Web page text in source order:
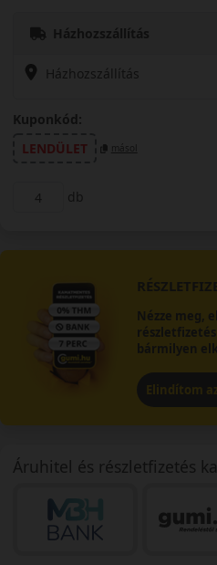
Házhozszállítás
Házhozszállítás
Kuponkód:
LENDÜLET
másol
db
Nézze meg,
részletfizetés
bármilyen
Elindítom
Áruhitel és részletfizetés